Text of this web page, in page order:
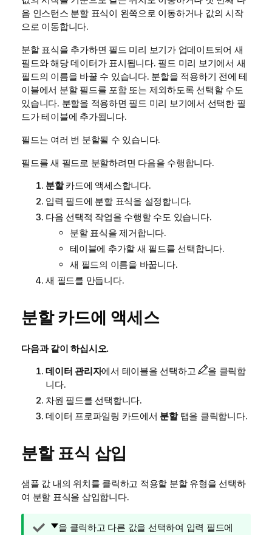
음 인스턴스 분할 표식이 왼쪽으로 이동하거나 값의 시작
으로 이동합니다.
분할 표식을 추가하면 필드 미리 보기가 업데이트되어 새
필드와 해당 데이터가 표시됩니다. 필드 미리 보기에서 새
필드의 이름을 바꿀 수 있습니다. 분할을 적용하기 전에 테
이블에서 분할 필드를 포함 또는 제외하도록 선택할 수도
있습니다. 분할을 적용하면 필드 미리 보기에서 선택한 필
드가 테이블에 추가됩니다.
필드는 여러 번 분할될 수 있습니다.
필드를 새 필드로 분할하려면 다음을 수행합니다.
분할카드에 액세스합니다.
입력 필드에 분할 표식을 설정합니다.
다음 선택적 작업을 수행할 수도 있습니다.
분할 표식을 제거합니다.
테이블에 추가할 새 필드를 선택합니다.
새 필드의 이름을 바꿉니다.
새 필드를 만듭니다.
분할 카드에 액세스
다음과 같이 하십시오.
데이터 관리자에서 테이블을 선택하고
을 클릭합
니다.
차원 필드를 선택합니다.
데이터 프로파일링 카드에서 분할탭을 클릭합니다.
분할 표식 삽입
샘플 값 내의 위치를 클릭하고 적용할 분할 유형을 선택하
여 분할 표식을 삽입합니다.
팁을 클릭하고 다른 값을 선택하여 입력 필드에